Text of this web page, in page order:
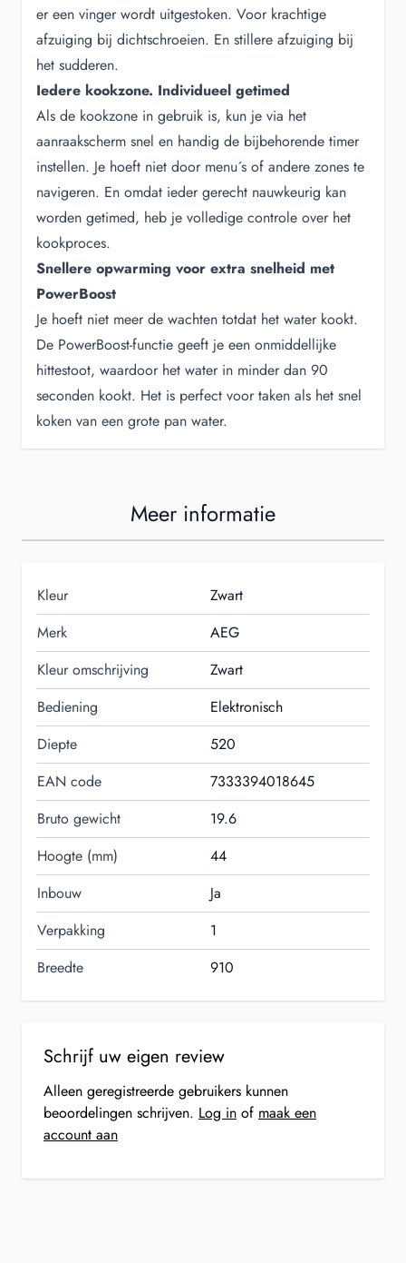
er een vinger wordt uitgestoken. Voor krachtige
afzuiging bij dichtschroeien. En stillere afzuiging bij
het sudderen.
Iedere kookzone. Individueel getimed
Als de kookzone in gebruik is, kun je via het
aanraakscherm snel en handig de bijbehorende timer
instellen. Je hoeft niet door menu´s of andere zones te
navigeren. En omdat ieder gerecht nauwkeurig kan
worden getimed, heb je volledige controle over het
kookproces.
Snellere opwarming voor extra snelheid met
PowerBoost
Je hoeft niet meer de wachten totdat het water kookt.
De PowerBoost-functie geeft je een onmiddellijke
hittestoot, waardoor het water in minder dan 90
seconden kookt. Het is perfect voor taken als het snel
koken van een grote pan water.
Meer informatie
Kleur
Zwart
Merk
AEG
Kleur omschrijving
Zwart
Bediening
Elektronisch
Diepte
520
EAN code
7333394018645
Bruto gewicht
19.6
Hoogte (mm)
44
Inbouw
Ja
Verpakking
1
Breedte
910
Schrijf uw eigen review
Alleen geregistreerde gebruikers kunnen
beoordelingen schrijven. Log in of maak een
account aan